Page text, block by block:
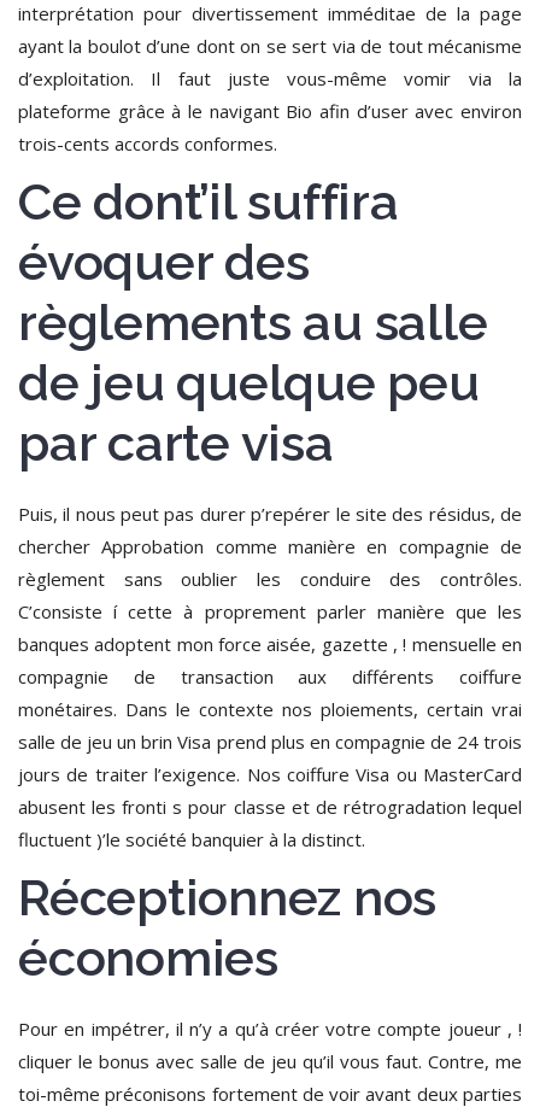
interprétation pour divertissement imméditae de la page
ayant la boulot d’une dont on se sert via de tout mécanisme
d’exploitation. Il faut juste vous-même vomir via la
plateforme grâce à le navigant Bio afin d’user avec environ
trois-cents accords conformes.
Ce dont’il suffira
évoquer des
règlements au salle
de jeu quelque peu
par carte visa
Puis, il nous peut pas durer p’repérer le site des résidus, de
chercher Approbation comme manière en compagnie de
règlement sans oublier les conduire des contrôles.
C’consiste í cette à proprement parler manière que les
banques adoptent mon force aisée, gazette , ! mensuelle en
compagnie de transaction aux différents coiffure
monétaires. Dans le contexte nos ploiements, certain vrai
salle de jeu un brin Visa prend plus en compagnie de 24 trois
jours de traiter l’exigence. Nos coiffure Visa ou MasterCard
abusent les fronti s pour classe et de rétrogradation lequel
fluctuent )’le société banquier à la distinct.
Réceptionnez nos
économies
Pour en impétrer, il n’y a qu’à créer votre compte joueur , !
cliquer le bonus avec salle de jeu qu’il vous faut. Contre, me
toi-même préconisons fortement de voir avant deux parties